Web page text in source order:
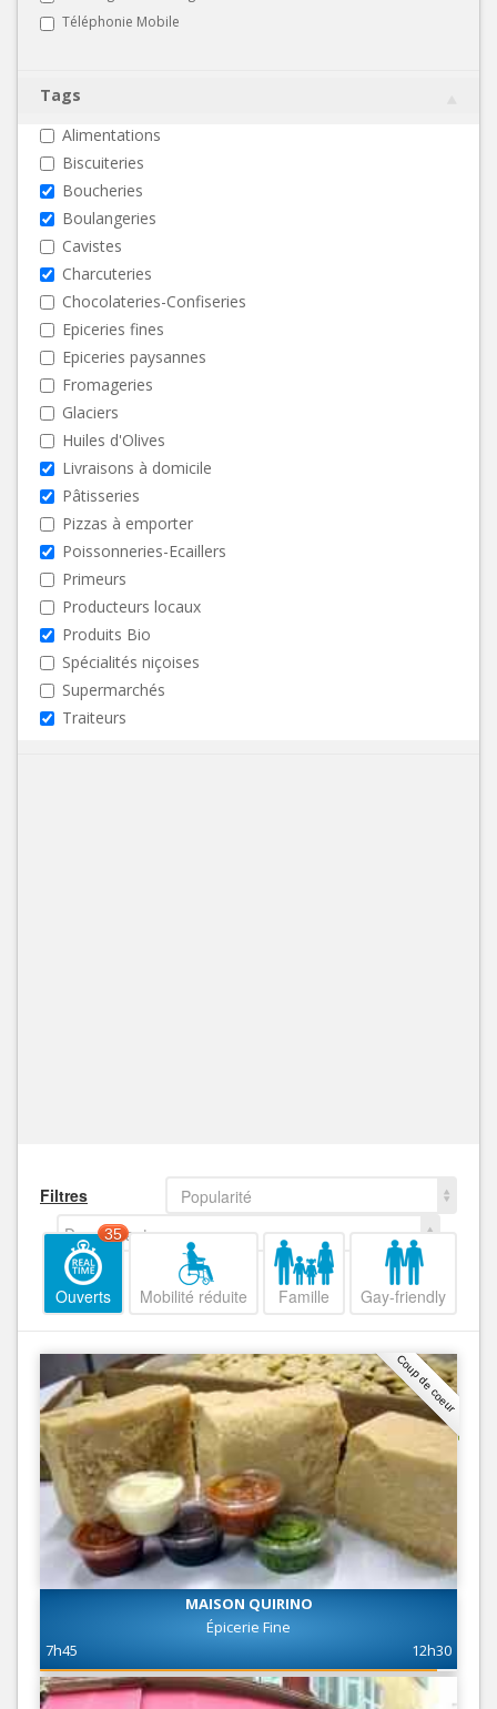
Téléphonie Mobile
Tags
Alimentations
Biscuiteries
Boucheries
Boulangeries
Cavistes
Charcuteries
Chocolateries-Confiseries
Epiceries fines
Epiceries paysannes
Fromageries
Glaciers
Huiles d'Olives
Livraisons à domicile
Pâtisseries
Pizzas à emporter
Poissonneries-Ecaillers
Primeurs
Producteurs locaux
Produits Bio
Spécialités niçoises
Supermarchés
Traiteurs
Filtres
Popularité
Decroissant
Ouverts
35
Mobilité réduite Famille Gay-friendly
Coup de coeur
MAISON QUIRINO
Épicerie Fine
7h45
12h30